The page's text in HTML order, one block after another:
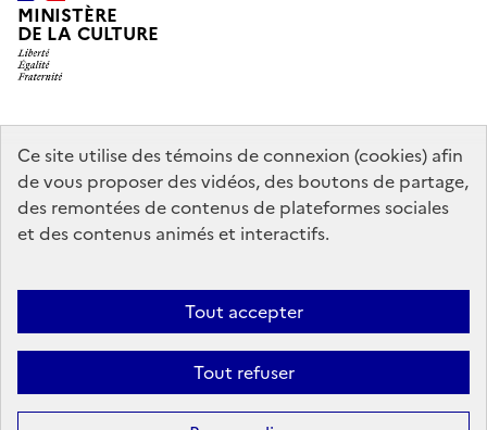
Ce site utilise des témoins de connexion (cookies) afin
de vous proposer des vidéos, des boutons de partage,
des remontées de contenus de plateformes sociales
et des contenus animés et interactifs.
Tout accepter
Tout refuser
MINISTÈRE
DE LA CULTURE
data.gouv.fr legifrance.gouv.fr
info.gouv.fr
service-public.gouv.fr
Contact Mentions légales
Accessibilité : partiellement conforme
Politique générale de protection des données
des témoins de connexion (cookies)
Plan du site
Sauf mention contraire, tous les contenus de ce site sont sous